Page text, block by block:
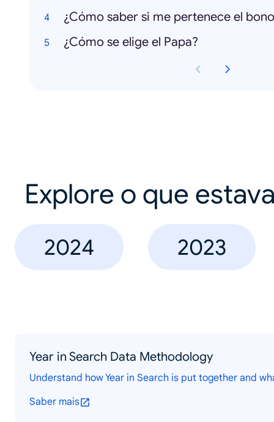
¿Cómo saber si me pertenece el
¿Cómo se elige el Papa?
Explore o que
2024 2023
Year in Search Data Methodology
Understand how Year in Search is put together and
Saber mais